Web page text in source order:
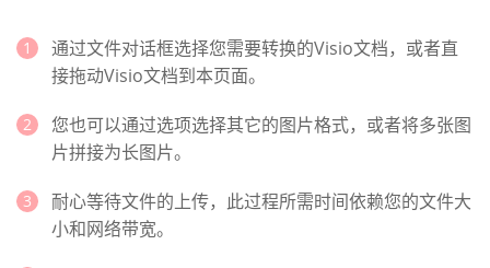
通过文件对话框选择您需要转换的Visio文档，或者直
接拖动Visio文档到本页面。
您也可以通过选项选择其它的图片格式，或者将多张图
片拼接为长图片。
耐心等待文件的上传，此过程所需时间依赖您的文件大
小和网络带宽。